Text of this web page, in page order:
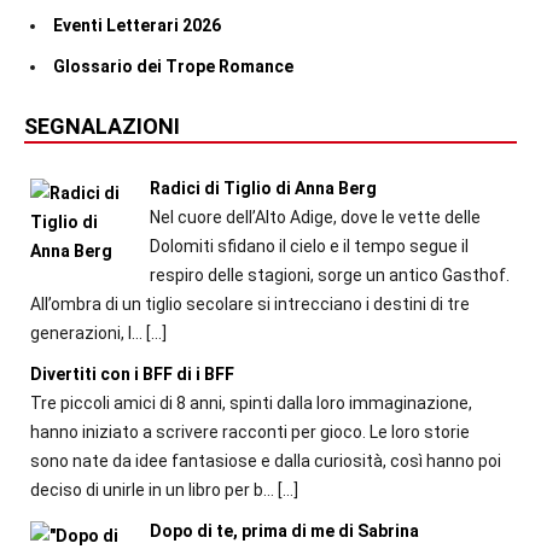
Eventi Letterari 2026
Glossario dei Trope Romance
SEGNALAZIONI
Radici di Tiglio di Anna Berg
Nel cuore dell’Alto Adige, dove le vette delle
Dolomiti sfidano il cielo e il tempo segue il
respiro delle stagioni, sorge un antico Gasthof.
All’ombra di un tiglio secolare si intrecciano i destini di tre
generazioni, l...
[…]
Divertiti con i BFF di i BFF
Tre piccoli amici di 8 anni, spinti dalla loro immaginazione,
hanno iniziato a scrivere racconti per gioco. Le loro storie
sono nate da idee fantasiose e dalla curiosità, così hanno poi
deciso di unirle in un libro per b...
[…]
Dopo di te, prima di me di Sabrina